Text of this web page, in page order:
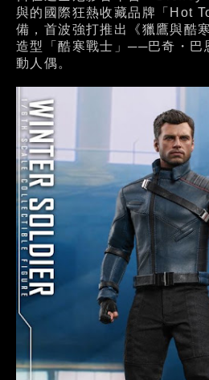
與的國際狂熱收藏品牌「Hot
備，首波強打推出《獵鷹與酷
造型「酷寒戰士」──巴奇・巴
動人偶。